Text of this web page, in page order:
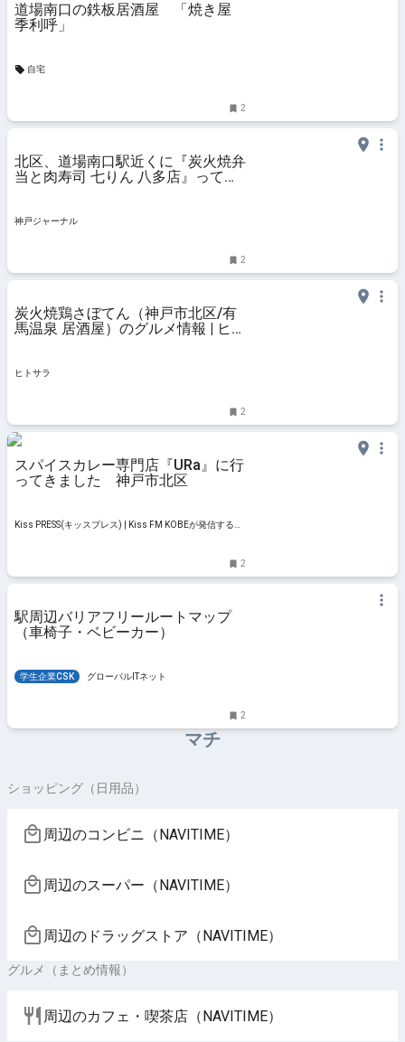
道場南口の鉄板居酒屋 「焼き屋
季利呼」
自宅
2
北区、道場南口駅近くに『炭火焼弁
当と肉寿司 七りん 八多店』ってい
神戸ジャーナル
2
炭火焼鶏さぼてん（神戸市北区/有
馬温泉 居酒屋）のグルメ情報 | ヒト
ヒトサラ
2
スパイスカレー専門店『URa』に行
ってきました 神戸市北区
Kiss PRESS(キッスプレス) | Kiss FM KOBEが発信する地
2
駅周辺バリアフリールートマップ
（車椅子・ベビーカー）
学生企業CSK グローバルITネット
2
マチ
ショッピング（日用品）
周辺のコンビニ（NAVITIME）
周辺のスーパー（NAVITIME）
周辺のドラッグストア（NAVITIME）
グルメ（まとめ情報）
周辺のカフェ・喫茶店（NAVITIME）